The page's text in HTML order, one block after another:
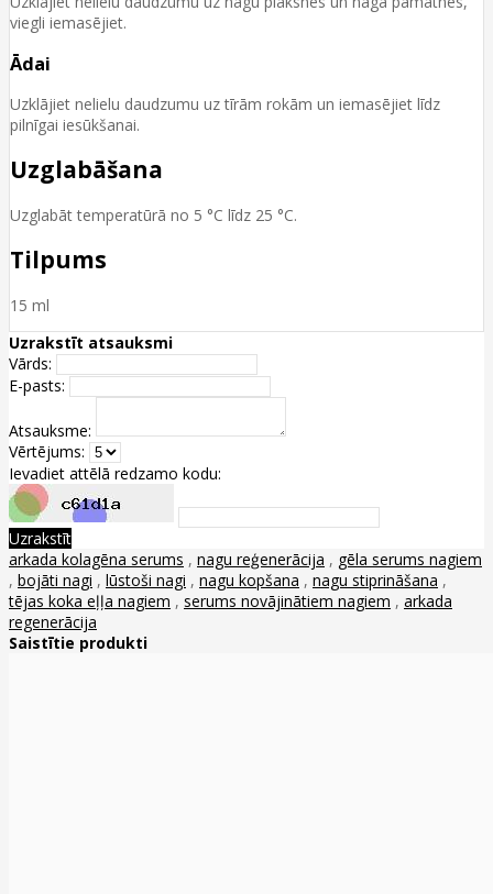
viegli iemasējiet.
Ādai
Uzklājiet nelielu daudzumu uz tīrām rokām un iemasējiet līdz
pilnīgai iesūkšanai.
Uzglabāšana
Uzglabāt temperatūrā no 5 °C līdz 25 °C.
Tilpums
15 ml
Uzrakstīt atsauksmi
Vārds:
E-pasts:
Atsauksme:
Vērtējums:
Ievadiet attēlā redzamo kodu:
Uzrakstīt
arkada kolagēna serums , nagu reģenerācija , gēla serums nagiem
, bojāti nagi , lūstoši nagi , nagu kopšana , nagu stiprināšana ,
tējas koka eļļa nagiem , serums novājinātiem nagiem , arkada
regenerācija
Saistītie produkti